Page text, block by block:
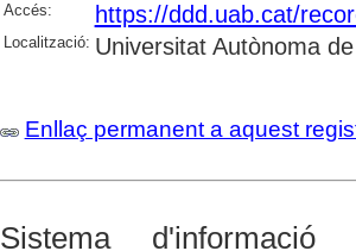
Accés: https://ddd.uab.cat/
Localització: Universitat Autònoma
Enllaç permanent a aquest
Sistema